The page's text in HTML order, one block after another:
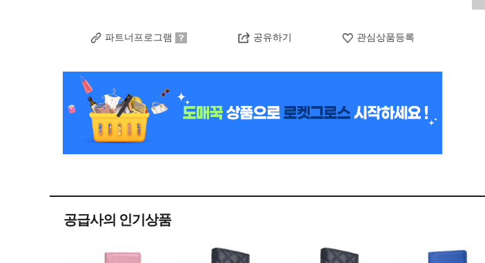
파트너프로그램 공유하기 관심상품등록
공급사의 인기상품